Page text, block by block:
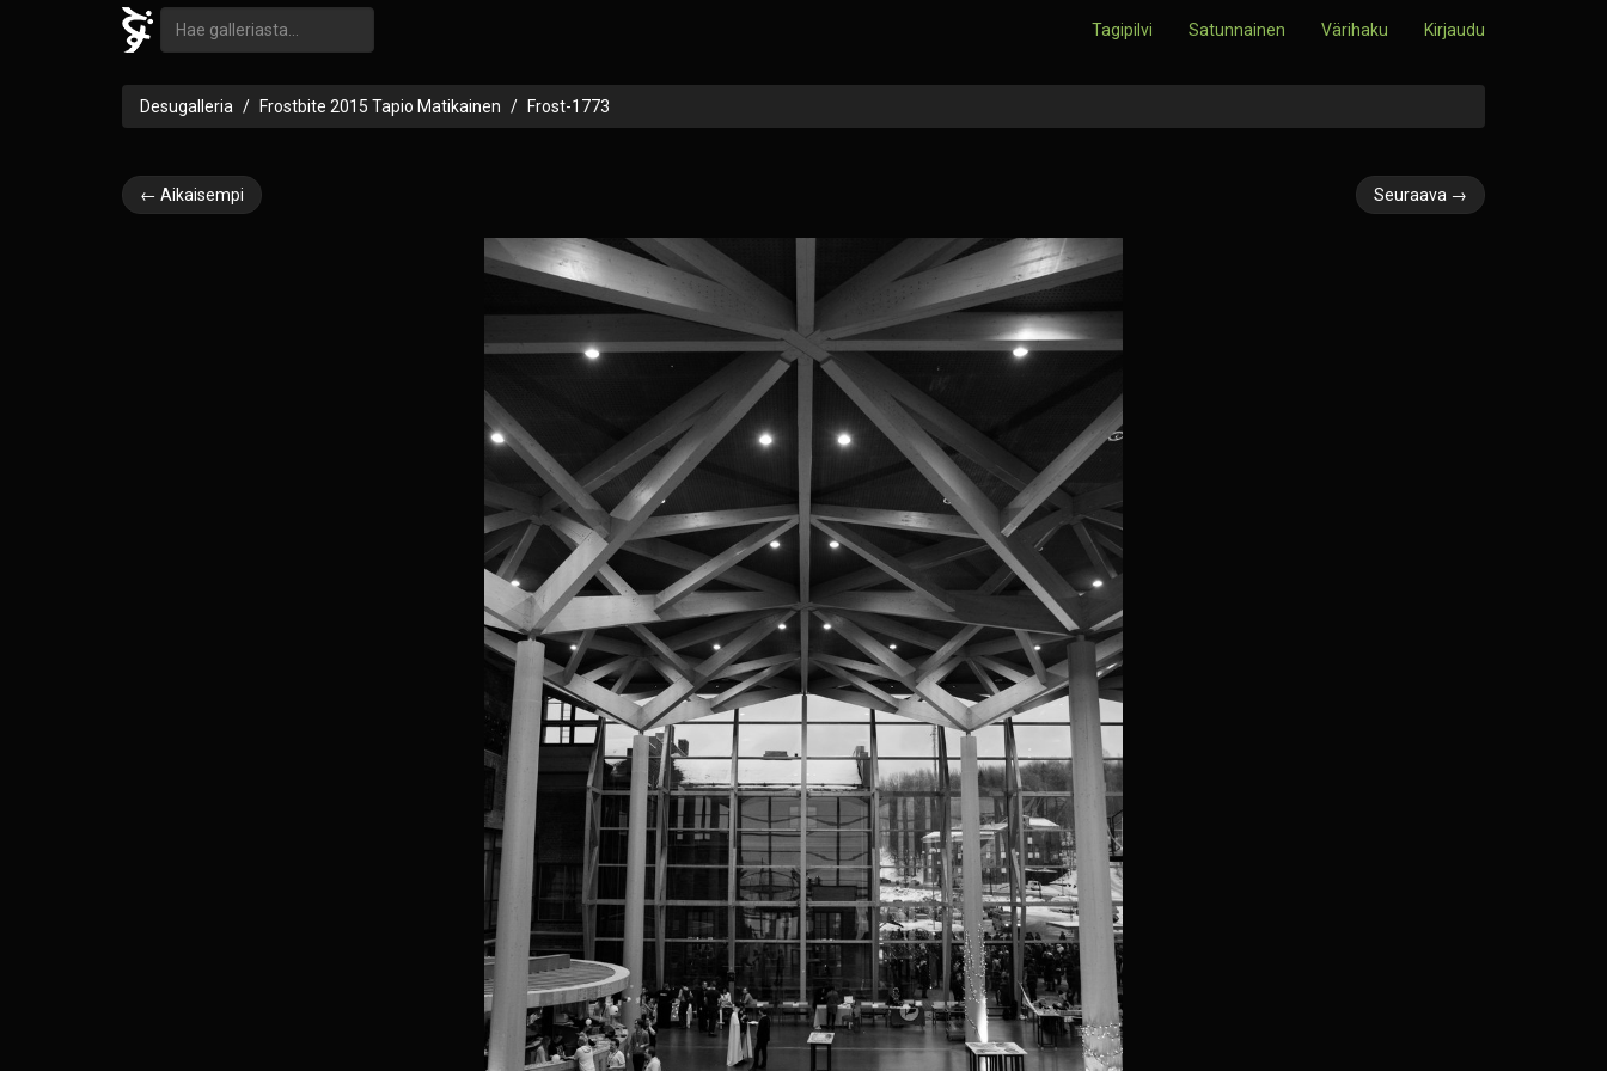
Tagipilvi Satunnainen Värihaku Kirjaudu
Desugalleria Frostbite 2015 Tapio Matikainen Frost-1773
← Aikaisempi Seuraava →